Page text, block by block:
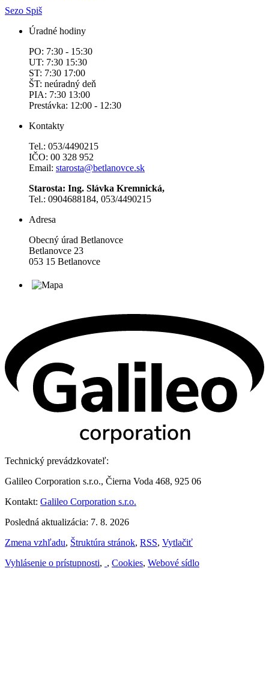
Sezo Spiš
Úradné hodiny
PO: 7:30 - 15:30
UT: 7:30 15:30
ST: 7:30 17:00
ŠT: neúradný deň
PIA: 7:30 13:00
Prestávka: 12:00 - 12:30
Kontakty
Tel.: 053/4490215
IČO: 00 328 952
Email: starosta@betlanovce.sk
Starosta: Ing. Slávka Kremnická,
Tel.: 0904688184, 053/4490215
Adresa
Obecný úrad Betlanovce
Betlanovce 23
053 15 Betlanovce
Technický prevádzkovateľ:
Galileo Corporation s.r.o., Čierna Voda 468, 925 06
Kontakt: Galileo Corporation s.r.o.
Posledná aktualizácia: 7. 8. 2026
Zmena vzhľadu, Štruktúra stránok, RSS, Vytlačiť
Vyhlásenie o prístupnosti, , Cookies, Webové sídlo